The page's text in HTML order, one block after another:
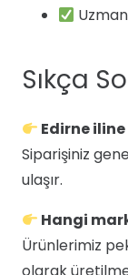
Sıkça
Edirne
Siparişiniz
ulaşır.
Hangi
Ürünlerimiz